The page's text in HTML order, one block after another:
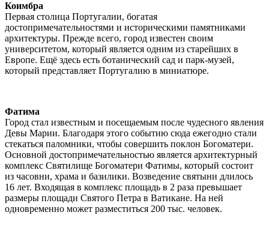
Коимбра
Первая столица Португалии, богатая
достопримечательностями и историческими памятниками
архитектуры. Прежде всего, город известен своим
университетом, который является одним из старейших в
Европе. Ещё здесь есть ботанический сад и парк-музей,
который представляет Португалию в миниатюре.
Фатима
Город стал известным и посещаемым после чудесного явления
Девы Марии. Благодаря этого событию сюда ежегодно стали
стекаться паломники, чтобы совершить поклон Богоматери.
Основной достопримечательностью является архитектурный
комплекс Святилище Богоматери Фатимы, который состоит
из часовни, храма и базилики. Возведение святыни длилось
16 лет. Входящая в комплекс площадь в 2 раза превышает
размеры площади Святого Петра в Ватикане. На ней
одновременно может разместиться 200 тыс. человек.